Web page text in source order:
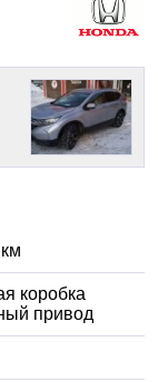
км
коробка
привод